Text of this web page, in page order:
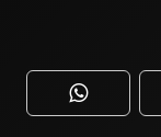
WhatsApp